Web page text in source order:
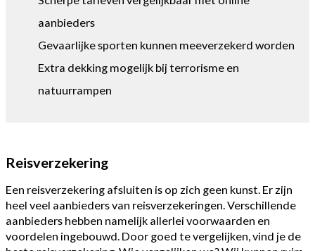
aanbieders
Gevaarlijke sporten kunnen meeverzekerd worden
Extra dekking mogelijk bij terrorisme en
natuurrampen
Reisverzekering
Een reisverzekering afsluiten is op zich geen kunst. Er zijn
heel veel aanbieders van reisverzekeringen. Verschillende
aanbieders hebben namelijk allerlei voorwaarden en
voordelen ingebouwd. Door goed te vergelijken, vind je de